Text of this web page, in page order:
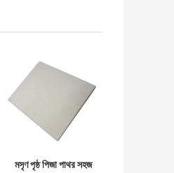
মসৃণ পৃষ্ঠ পিজা পাথর সহজ